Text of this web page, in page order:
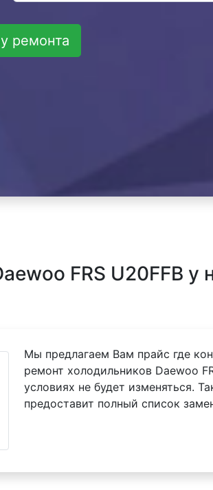
ремонта
FRS U20FFB у
Мы предлагаем Вам прайс где
ремонт холодильников Daewoo
условиях не будет изменяться.
предоставит полный список